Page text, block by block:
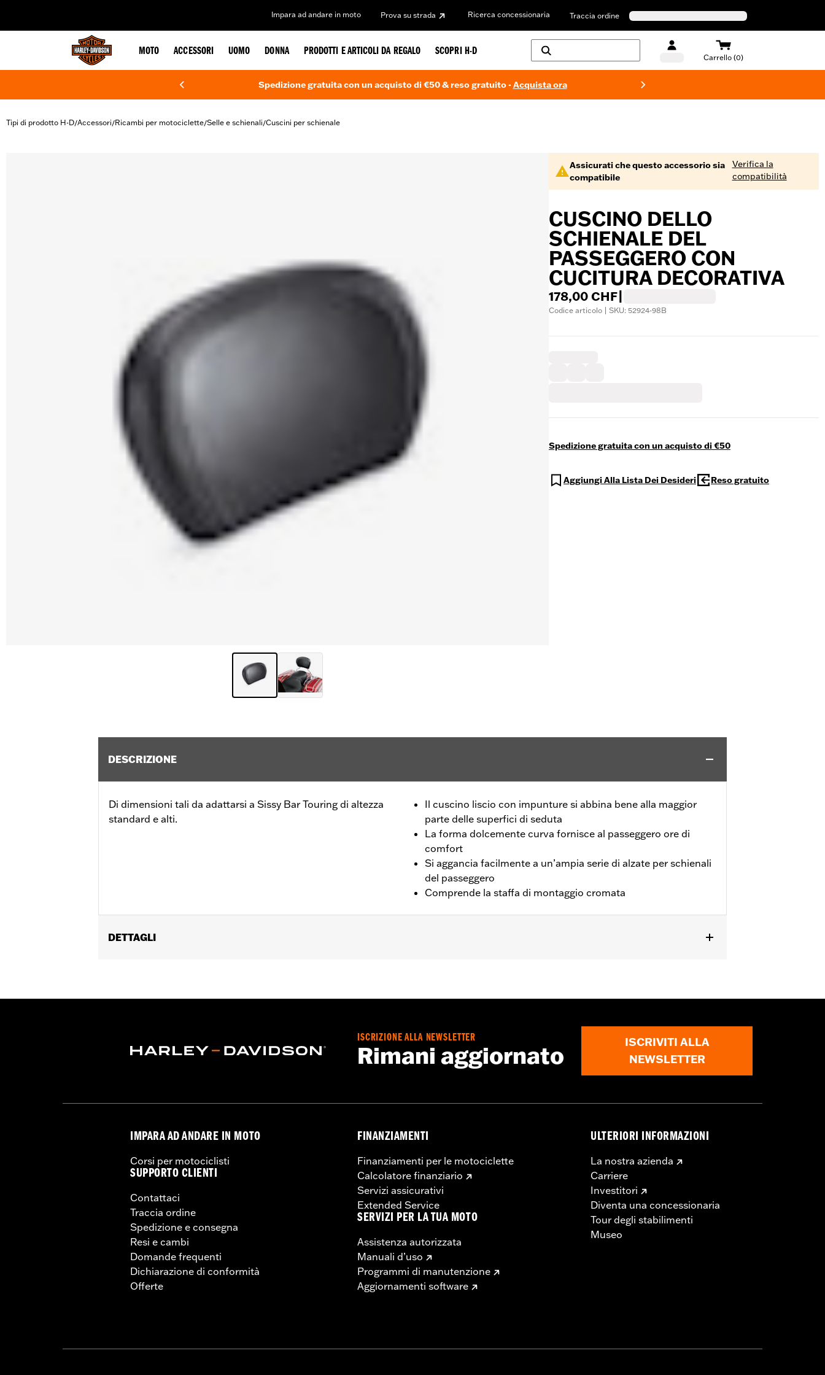
Impara ad andare in moto Prova su strada Ricerca concessionaria Traccia ordine
MOTO ACCESSORI UOMO DONNA PRODOTTI E ARTICOLI DA REGALO SCOPRI H-D
Carrello (0)
Spedizione gratuita con un acquisto di €50 & reso gratuito -Acquista ora
Tipi di prodotto H-D/Accessori/Ricambi per motociclette/Selle e schienali/Cuscini per schienale
Assicurati che questo accessorio sia
compatibile
Verifica la
compatibilità
CUSCINO DELLO
SCHIENALE DEL
PASSEGGERO CON
CUCITURA DECORATIVA
178,00 CHF
Codice articolo | SKU: 52924-98B
Spedizione gratuita con un acquisto di €50
Aggiungi Alla Lista Dei Desideri Reso gratuito
DESCRIZIONE
Di dimensioni tali da adattarsi a Sissy Bar Touring di altezza
standard e alti.
Il cuscino liscio con impunture si abbina bene alla maggior
parte delle superfici di seduta
La forma dolcemente curva fornisce al passeggero ore di
comfort
Si aggancia facilmente a un’ampia serie di alzate per schienali
del passeggero
Comprende la staffa di montaggio cromata
DETTAGLI
Detachables™ P/N 52300257 o 52300258 e all'alzata schienalino a sgancio rapido 52300415 e 52300324A. Anche per modelli Softail®
Posizione guidatore:Passeggero
Larghezza:12 Inches
Contenuto della confezione:Cuscino dello schienale, staffa, distanziali e viti
UDM larghezza materiale:
GARANZIA:1 year limited warranty – Go to www.h-d.com/warrantyfor full details
ISCRIZIONE ALLA NEWSLETTER
Rimani aggiornato
ISCRIVITI ALLA
NEWSLETTER
IMPARA AD ANDARE IN MOTO
Corsi per motociclisti
SUPPORTO CLIENTI
Contattaci
Traccia ordine
Spedizione e consegna
Resi e cambi
Domande frequenti
Dichiarazione di conformità
Offerte
FINANZIAMENTI
Finanziamenti per le motociclette
Calcolatore finanziario
Servizi assicurativi
Extended Service
SERVIZI PER LA TUA MOTO
Assistenza autorizzata
Manuali d’uso
Programmi di manutenzione
Aggiornamenti software
ULTERIORI INFORMAZIONI
La nostra azienda
Carriere
Investitori
Diventa una concessionaria
Tour degli stabilimenti
Museo